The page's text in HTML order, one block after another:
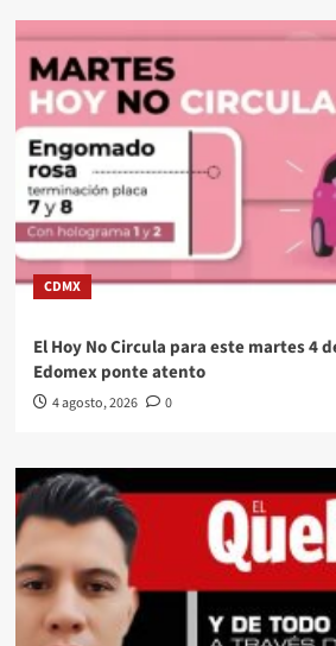
CDMX
El Hoy No Circula para este martes 4
Edomex ponte atento
4 agosto, 2026 0